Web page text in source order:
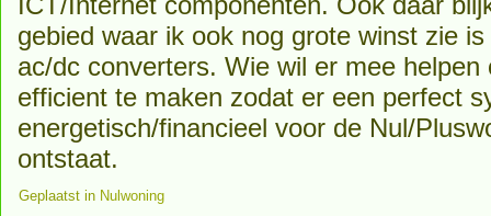
gebied waar ik ook nog grote winst zie
ac/dc converters. Wie wil er mee
efficient te maken zodat er een perfect
energetisch/financieel voor de Nul/
ontstaat.
Geplaatst in Nulwoning